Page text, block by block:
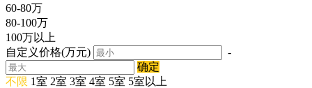
60-80万
80-100万
100万以上
自定义价格(万元)
-
确定
不限 1室 2室 3室 4室 5室 5室以上